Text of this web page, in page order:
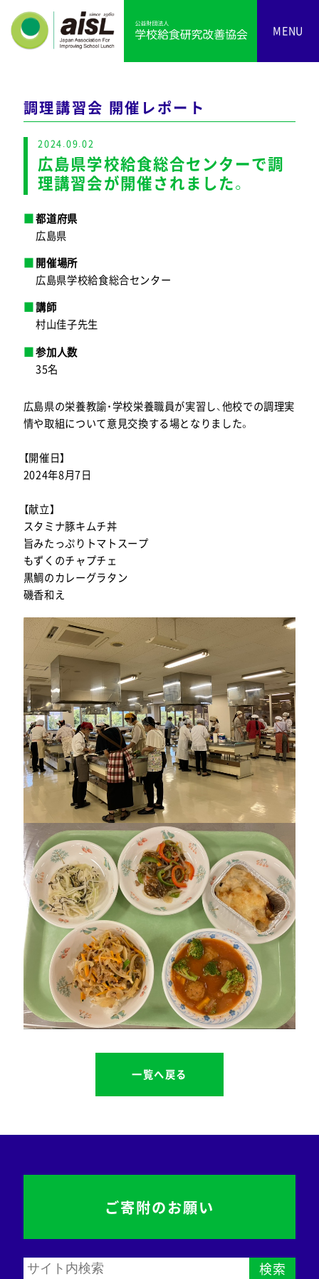
MENU
調理講習会 開催レポート
2024.09.02
広島県学校給食総合センターで調
理講習会が開催されました。
都道府県
広島県
開催場所
広島県学校給食総合センター
講師
村山佳子先生
参加人数
35名
広島県の栄養教諭・学校栄養職員が実習し、他校での調理実
情や取組について意見交換する場となりました。
【開催日】
2024年8月7日
【献立】
スタミナ豚キムチ丼
旨みたっぷりトマトスープ
もずくのチャプチェ
黒鯛のカレーグラタン
磯香和え
一覧へ戻る
検索
ご寄附のお願い